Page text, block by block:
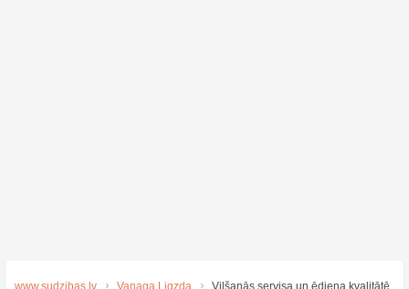
www.sudzibas.lv Vanaga Ligzda Vilšanās servisa un ēdiena kvalitātē